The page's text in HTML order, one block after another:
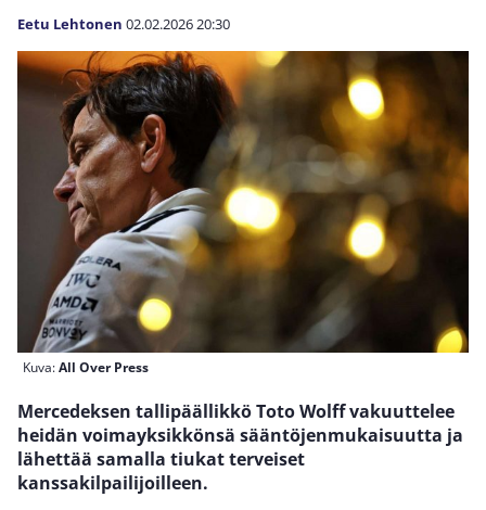
Eetu Lehtonen 02.02.202620:30
Kuva:All Over Press
Mercedeksen tallipäällikkö Toto Wolff vakuuttelee
heidän voimayksikkönsä sääntöjenmukaisuutta ja
lähettää samalla tiukat terveiset
kanssakilpailijoilleen.